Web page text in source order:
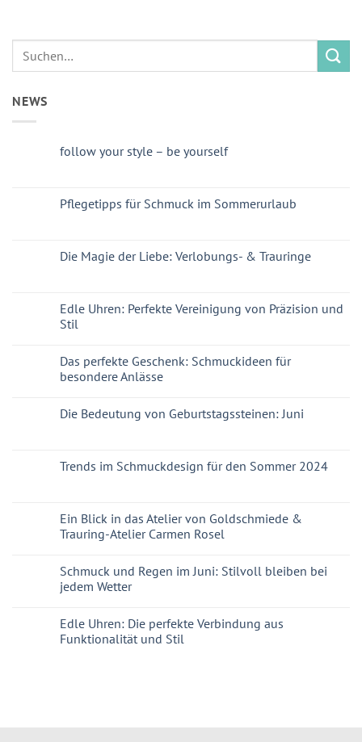
NEWS
follow your style – be yourself
Pflegetipps für Schmuck im Sommerurlaub
Die Magie der Liebe: Verlobungs- & Trauringe
Edle Uhren: Perfekte Vereinigung von Präzision und
Stil
Das perfekte Geschenk: Schmuckideen für
besondere Anlässe
Die Bedeutung von Geburtstagssteinen: Juni
Trends im Schmuckdesign für den Sommer 2024
Ein Blick in das Atelier von Goldschmiede &
Trauring-Atelier Carmen Rosel
Schmuck und Regen im Juni: Stilvoll bleiben bei
jedem Wetter
Edle Uhren: Die perfekte Verbindung aus
Funktionalität und Stil